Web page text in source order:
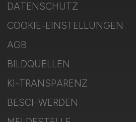
DATENSCHUTZ
COOKIE-EINSTELLUNGEN
AGB
BILDQUELLEN
KI-TRANSPARENZ
BESCHWERDEN